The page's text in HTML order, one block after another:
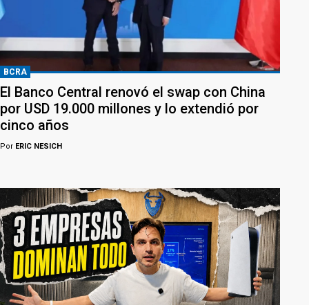
BCRA
El Banco Central renovó el swap con China
por USD 19.000 millones y lo extendió por
cinco años
Por ERIC NESICH